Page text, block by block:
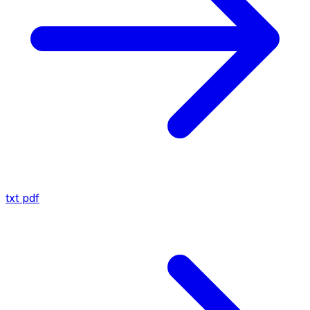
txt pdf